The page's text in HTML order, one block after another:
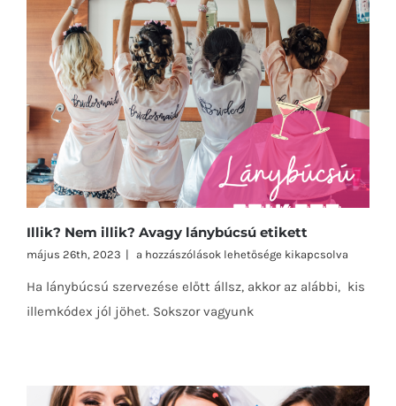
Illik? Nem illik? Avagy lánybúcsú etikett
május 26th, 2023 |
Illik?
illik?
lánybúcsú
a hozzászólások lehetősége kikapcsolva
Ha lánybúcsú szervezése előtt állsz, akkor az alábbi, kis
illemkódex jól jöhet. Sokszor vagyunk